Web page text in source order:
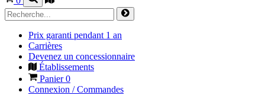
Prix garanti pendant 1 an
Carrières
Devenez un concessionnaire
Établissements
Panier0
Connexion / Commandes